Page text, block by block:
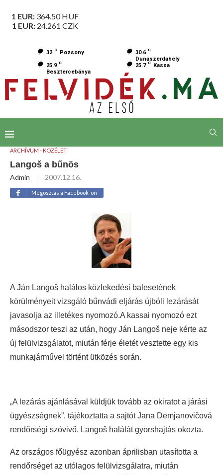
1 EUR: 364.50HUF
1 EUR: 24.261 CZK
32 C Pozsony 30.6 C
Dunaszerdahely
25.9 C
Besztercebánya
25.7 C Kassa
ARCHÍVUM - KÖZÉLET
Langoš a bűnös
Admin 2007.12.16.
Megosztás a Facebook-on
A Ján Langoš halálos közlekedési balesetének
körülményeit vizsgáló bűnvádi eljárás újbóli lezárását
javasolja az illetékes nyomozó.A kassai nyomozó ezt
másodszor teszi az után, hogy Ján Langoš neje kérte az
új felülvizsgálatot, miután férje életét vesztette egy kis
munkajárművel történt ütközés során.
„A lezárás ajánlásával küldjük tovább az okiratot a járási
ügyészségnek”, tájékoztatta a sajtót Jana Demjanovičová
rendőrségi szóvivő. Langoš halálát gyorshajtás okozta.
Az országos főügyész azonban áprilisban utasította a
rendőrséget az utólagos felülvizsgálatra, miután